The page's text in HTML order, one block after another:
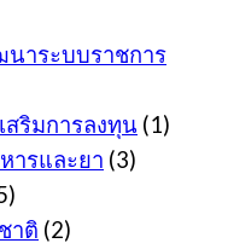
าระบบราชการ
ริมการลงทุน (1)
ารและยา (3)
าติ (2)